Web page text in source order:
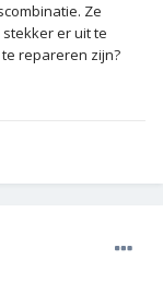
Ze
er uit te
repareren zijn?